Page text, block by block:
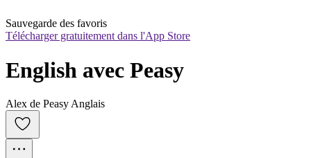
Sauvegarde des favoris
Télécharger gratuitement dans l'App Store
English avec Peasy
Alex de Peasy Anglais